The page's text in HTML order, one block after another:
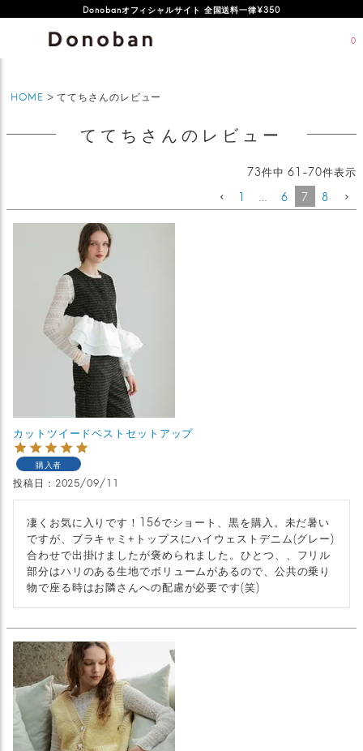
Donobanオフィシャルサイト 全国送料一律¥350
0
HOME ててちさんのレビュー
ててちさんのレビュー
73件中 61 -70件表示
1
… 6 7 8
カットツイードベストセットアップ
購入者
投稿日 2025/09/11
凄くお気に入りです！156でショート、黒を購入。未だ暑い
ですが、ブラキャミ+トップスにハイウェストデニム(グレー)
合わせで出掛けましたが褒められました。ひとつ、、フリル
部分はハリのある生地でボリュームがあるので、公共の乗り
物で座る時はお隣さんへの配慮が必要です(笑)